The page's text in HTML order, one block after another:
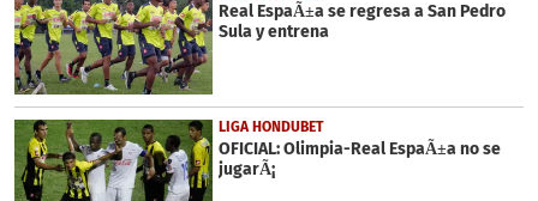
Real EspaÃ±a se regresa a San Pedro
Sula y entrena
LIGA HONDUBET
OFICIAL: Olimpia-Real EspaÃ±a no se
jugarÃ¡